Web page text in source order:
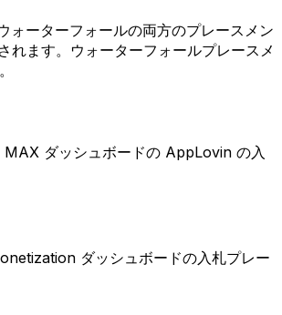
ーターフォールの両方のプレースメン
れます。ウォーターフォールプレースメ
MAX ダッシュボードの AppLovin の入
ダッシュボードの入札プレー